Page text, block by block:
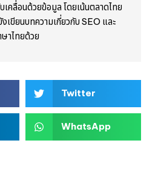
เคลื่อนด้วยข้อมูล โดยเน้นตลาดไทย
เขียนบทความเกี่ยวกับ SEO และ
าไทยด้วย
Twitter
WhatsApp